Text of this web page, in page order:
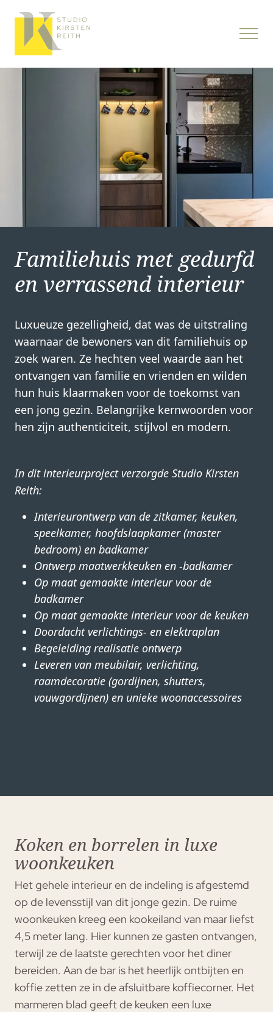
Familiehuis met gedurfd
en verrassend interieur
Luxueuze gezelligheid, dat was de uitstraling
waarnaar de bewoners van dit familiehuis op
zoek waren. Ze hechten veel waarde aan het
ontvangen van familie en vrienden en wilden
hun huis klaarmaken voor de toekomst van
een jong gezin. Belangrijke kernwoorden voor
hen zijn authenticiteit, stijlvol en modern.
In dit interieurproject verzorgde Studio Kirsten
Reith:
Interieurontwerp van de zitkamer, keuken,
speelkamer, hoofdslaapkamer (master
bedroom) en badkamer
Ontwerp maatwerkkeuken en -badkamer
Op maat gemaakte interieur voor de
badkamer
Op maat gemaakte interieur voor de keuken
Doordacht verlichtings- en elektraplan
Begeleiding realisatie ontwerp
Leveren van meubilair, verlichting,
raamdecoratie (gordijnen, shutters,
vouwgordijnen) en unieke woonaccessoires
Koken en borrelen in luxe
woonkeuken
Het gehele interieur en de indeling is afgestemd
op de levensstijl van dit jonge gezin. De ruime
woonkeuken kreeg een kookeiland van maar liefst
4,5 meter lang. Hier kunnen ze gasten ontvangen,
terwijl ze de laatste gerechten voor het diner
bereiden. Aan de bar is het heerlijk ontbijten en
koffie zetten ze in de afsluitbare koffiecorner. Het
marmeren blad geeft de keuken een luxe